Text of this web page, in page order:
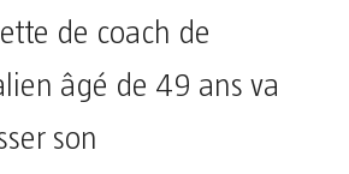
de coach de
âgé de 49 ans va
son